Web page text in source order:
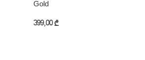
Gold
399,00 ₾